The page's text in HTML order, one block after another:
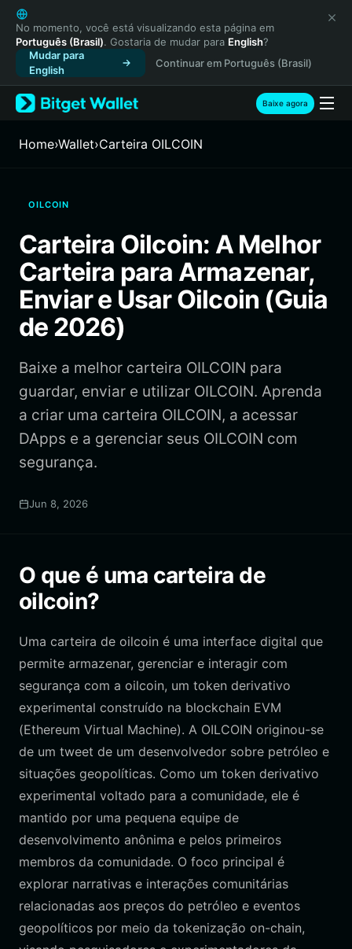
English
日本語
Tiếng Việt
Русский
Español (Latinoamérica)
Türkçe
Français
繁體中文
Bahasa Indonesia
ภาษาไทย
हिन्दी
Español
Português (Brasil)
No momento, você está visualizando esta página em
Português (Brasil). Gostaria de mudar para English?
Mudar para
English
Continuar em Português (Brasil)
Baixe agora
Home›Wallet›Carteira OILCOIN
OILCOIN
Carteira Oilcoin: A Melhor
Carteira para Armazenar,
Enviar e Usar Oilcoin (Guia
de 2026)
Baixe a melhor carteira OILCOIN para
guardar, enviar e utilizar OILCOIN. Aprenda
a criar uma carteira OILCOIN, a acessar
DApps e a gerenciar seus OILCOIN com
segurança.
Jun 8, 2026
O que é uma carteira de
oilcoin?
Uma carteira de oilcoin é uma interface digital que
permite armazenar, gerenciar e interagir com
segurança com a oilcoin, um token derivativo
experimental construído na blockchain EVM
(Ethereum Virtual Machine). A OILCOIN originou-se
de um tweet de um desenvolvedor sobre petróleo e
situações geopolíticas. Como um token derivativo
experimental voltado para a comunidade, ele é
mantido por uma pequena equipe de
desenvolvimento anônima e pelos primeiros
membros da comunidade. O foco principal é
explorar narrativas e interações comunitárias
relacionadas aos preços do petróleo e eventos
geopolíticos por meio da tokenização on-chain,